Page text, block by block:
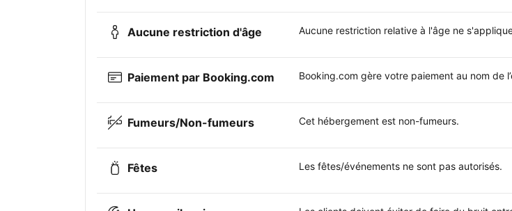
Aucune restriction d'âge Aucune restriction relative à l'âge ne
Paiement par Booking.com Booking.com gère votre paiement au nom de
Fumeurs/Non-fumeurs Cet hébergement est non-fumeurs.
Fêtes Les fêtes/événements ne sont pas autorisés.